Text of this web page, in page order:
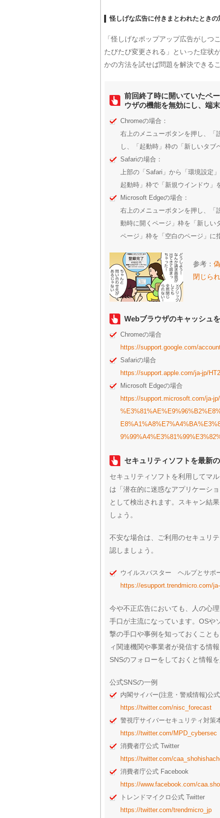
怪しげな広告に付きまとわれたときの
「怪しげなポップアップ広告がし
たびたび変更される」といった症状
かの方法を試せば問題を解決できる
前回終了時に開いていたペ
ウザの機能を無効にし、端
Chromeの場合：
右上のメニューボタンを押し、「
し、「起動時」枠の「新しいタ
Safariの場合：
上部の「Safari」から「環境設定
起動時」枠で「新規ウインドウ」
Microsoft Edgeの場合：
右上のメニューボタンを押し、「
動時に開くページ」枠を「新しい
ページ」枠を「空白のページ」に
参考：
閉じら
Webブラウザのキャッシュ
Chromeの場合
https://support.google.com/
Safariの場合
https://support.apple.com/ja-jp/
Microsoft Edgeの場合
https://support.microsoft.com/ja-
セキュリティソフトを最新
セキュリティソフトを利用してマ
は「潜在的に迷惑なアプリケーシ
として検出されます。スキャン結
しょう。
不安な場合は、ご利用のセキュリ
認しましょう。
ウイルスバスター ヘルプとサポ
https://esupport.trendmicro.com/
今や不正広告においても、人の心
手口が主流になっています。OSや
撃の手口や事例を知っておくこと
ィ関連機関や事業者が発信する情
SNSのフォローをしておくと情報
公式SNSの一例
内閣サイバー(注意・警戒情報)公
https://twitter.com/nisc_forecast
警視庁サイバーセキュリティ対策
https://twitter.com/MPD_cybersec
消費者庁公式 Twitter
https://twitter.com/
消費者庁公式 Facebook
https://www.facebook.com/
トレンドマイクロ公式 Twitter
https://twitter.com/trendmicro_jp